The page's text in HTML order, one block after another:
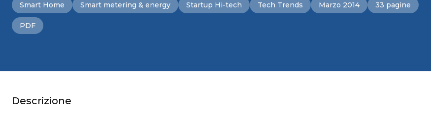
Smart Home Smart metering & energy Startup Hi-tech Tech Trends Marzo 2014 33 pagine
PDF
Descrizione